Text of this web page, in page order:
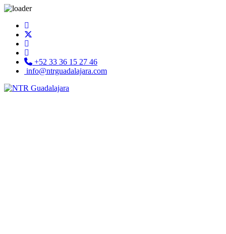
+52 33 36 15 27 46
info@ntrguadalajara.com